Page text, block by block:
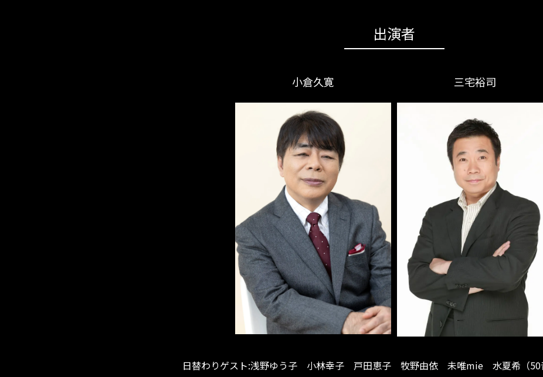
出演者
小倉久寛 三宅裕司
日替わりゲスト:浅野ゆう子 小林幸子 戸田恵子 牧野由依 未唯mie 水夏希（50